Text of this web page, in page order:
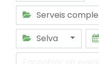
Serveis
Selva